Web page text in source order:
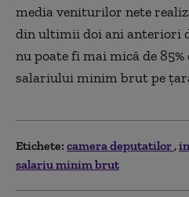
media veniturilor nete
din ultimii doi ani anteriori
nu poate fi mai mică de
salariului minim brut pe
Etichete: camera deputatilor
salariu minim brut